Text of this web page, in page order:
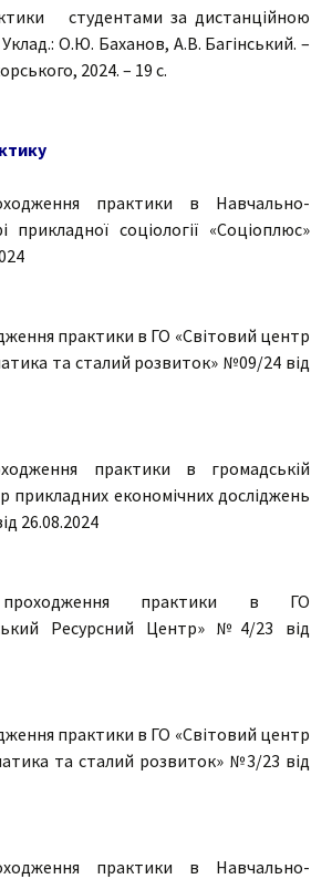
студентами за дистанційною
О.Ю. Баханов, А.В. Багінський. –
2024. – 19 с.
практики в Навчально-
прикладної соціології «Соціоплюс»
практики в ГО «Світовий центр
та сталий розвиток» №09/24 від
практики в громадській
прикладних економічних досліджень
26.08.2024
практики в ГО
Ресурсний Центр» №4/23 від
практики в ГО «Світовий центр
та сталий розвиток» №3/23 від
практики в Навчально-